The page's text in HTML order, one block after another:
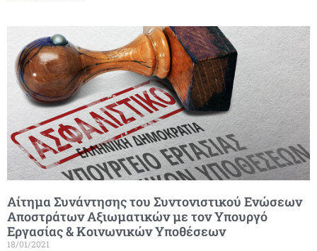
Αίτημα Συνάντησης του Συντονιστικού Ενώσεων
Αποστράτων Αξιωματικών με τον Υπουργό
Εργασίας & Κοινωνικών Υποθέσεων
18/01/2021